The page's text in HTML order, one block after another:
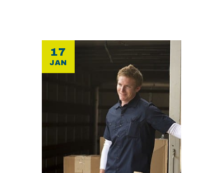
17
JAN